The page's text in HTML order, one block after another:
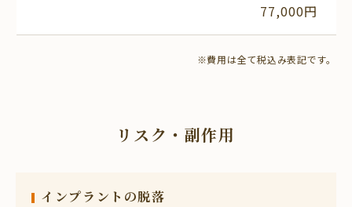
77,000円
※費用は全て税込み表記です。
リスク・副作用
インプラントの脱落